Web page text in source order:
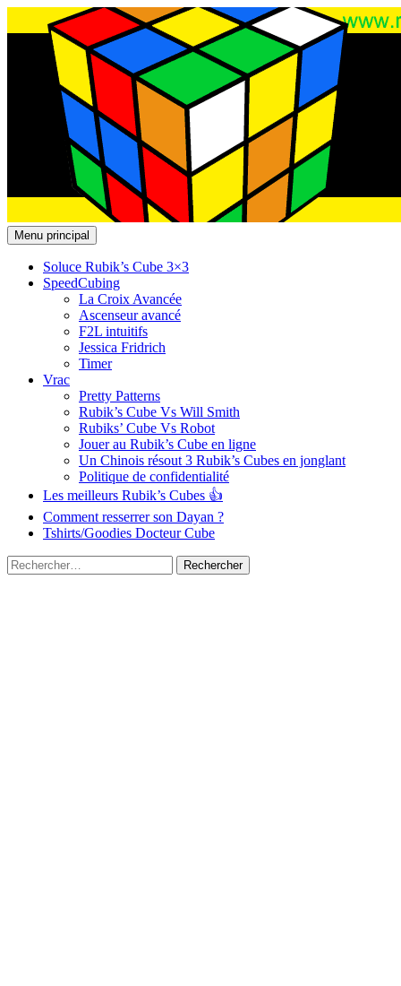
Rubik's cube : Solution
Recherche
Menu principal Aller
au
contenu
Soluce Rubik’s Cube 3×3
SpeedCubing
La Croix Avancée
Ascenseur avancé
F2L intuitifs
Jessica Fridrich
Timer
Vrac
Pretty Patterns
Rubik’s Cube Vs Will Smith
Rubiks’ Cube Vs Robot
Jouer au Rubik’s Cube en ligne
Un Chinois résout 3 Rubik’s Cubes en jonglant
Politique de confidentialité
Les meilleurs Rubik’s Cubes 👍
Comment resserrer son Dayan ?
Tshirts/Goodies Docteur Cube
Rechercher :